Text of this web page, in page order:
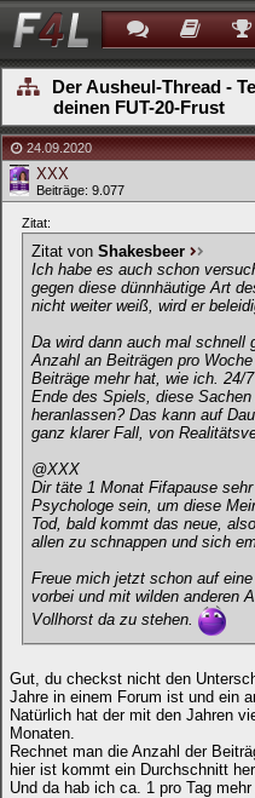
Der Ausheul-Thread -
deinen FUT-20-Frust
24.09.2020
XXX
Beiträge: 9.077
Zitat:
Zitat von Shakesbeer
Ich habe es auch schon
gegen diese dünnhäutige Art
nicht weiter weiß, wird er
Da wird dann auch mal schnell
Anzahl an Beiträgen pro
Beiträge mehr hat, wie ich. 24/
Ende des Spiels, diese
heranlassen? Das kann auf
ganz klarer Fall, von
@XXX
Dir täte 1 Monat Fifapause
Psychologe sein, um diese
Tod, bald kommt das neue,
allen zu schnappen und sich
Freue mich jetzt schon auf
vorbei und mit wilden anderen
Vollhorst da zu stehen.
Gut, du checkst nicht den
Jahre in einem Forum ist und ein
Natürlich hat der mit den Jahren
Monaten.
Rechnet man die Anzahl der
hier ist kommt ein Durchschnitt
Und da hab ich ca. 1 pro Tag